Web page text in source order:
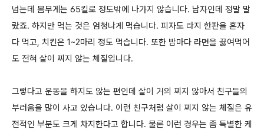
넘는데 몸무게는 65킬로 정도밖에 나가지 않습니다. 남자인데 정말 말
랐죠. 하지만 먹는 것은 엄청나게 먹습니다. 피자도 라지 한판을 혼자
다 먹고, 치킨은 1~2마리 정도 먹습니다. 또한 밤마다 라면을 끓여먹어
도 전혀 살이 찌지 않는 체질입니다.
그렇다고 운동을 하지도 않는 편인데 살이 거의 찌지 않아서 친구들의
부러움을 많이 사고 있습니다. 이런 친구처럼 살이 찌지 않는 체질은 유
전적인 부분도 크게 차지한다고 합니다. 물론 이런 경우는 좀 특별한 케